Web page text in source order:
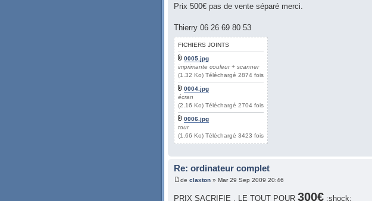
Prix 500€ pas de vente séparé merci.
Thierry 06 26 69 80 53
FICHIERS JOINTS
0005.jpg
imprimante couleur + scanner
(1.32 Ko) Téléchargé 2874 fois
0004.jpg
écran
(2.16 Ko) Téléchargé 2704 fois
0006.jpg
tour
(1.66 Ko) Téléchargé 3423 fois
Re: ordinateur complet
de claxton » Mar 29 Sep 2009 20:46
PRIX SACRIFIE , LE TOUT POUR 300€ :shock: